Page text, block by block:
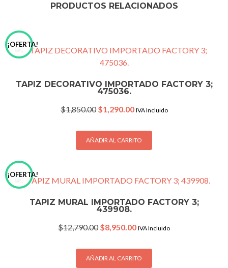
PRODUCTOS RELACIONADOS
¡OFERTA!
TAPIZ DECORATIVO IMPORTADO FACTORY 3;
475036.
$1,850.00 Original
was:
$1,850.00.
$1,290.00Current
is:
$1,290.00.
IVA Incluido
AÑADIR AL CARRITO
¡OFERTA!
TAPIZ MURAL IMPORTADO FACTORY 3;
439908.
$12,790.00 Original
was:
$12,790.00.
$8,950.00Current
is:
$8,950.00.
IVA Incluido
AÑADIR AL CARRITO